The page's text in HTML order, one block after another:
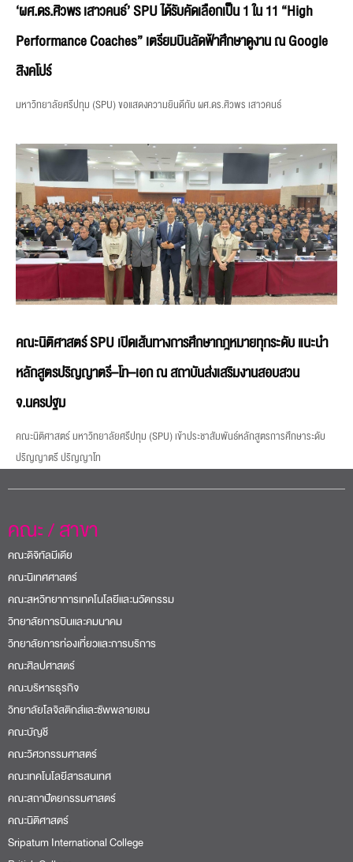
‘ผศ.ดร.ศิวพร เสาวคนธ์’ SPU ได้รับคัดเลือกเป็น 1 ใน 11 “High
Performance Coaches” เตรียมบินลัดฟ้าศึกษาดูงาน ณ Google
สิงคโปร์
มหาวิทยาลัยศรีปทุม (SPU) ขอแสดงความยินดีกับ ผศ.ดร.ศิวพร เสาวคนธ์
คณะนิติศาสตร์ SPU เปิดเส้นทางการศึกษากฎหมายทุกระดับ แนะนำ
หลักสูตรปริญญาตรี–โท–เอก ณ สถาบันส่งเสริมงานสอบสวน
จ.นครปฐม
คณะนิติศาสตร์ มหาวิทยาลัยศรีปทุม (SPU) เข้าประชาสัมพันธ์หลักสูตรการศึกษาระดับ
ปริญญาตรี ปริญญาโท
คณะ / สาขา
คณะดิจิทัลมีเดีย
คณะนิเทศศาสตร์
คณะสหวิทยาการเทคโนโลยีและนวัตกรรม
วิทยาลัยการบินและคมนาคม
วิทยาลัยการท่องเที่ยวและการบริการ
คณะศิลปศาสตร์
คณะบริหารธุรกิจ
วิทยาลัยโลจิสติกส์และซัพพลายเชน
คณะบัญชี
คณะวิศวกรรมศาสตร์
คณะเทคโนโลยีสารสนเทศ
คณะสถาปัตยกรรมศาสตร์
คณะนิติศาสตร์
Sripatum International College